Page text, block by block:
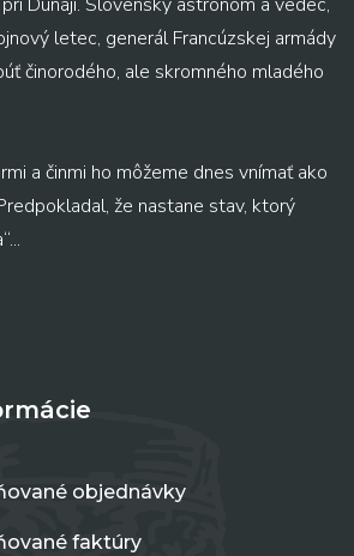
letec, generál Francúzskej armády
činorodého, ale skromného mladého
a činmi ho môžeme dnes vnímať ako
že nastane stav, ktorý
objednávky
faktúry